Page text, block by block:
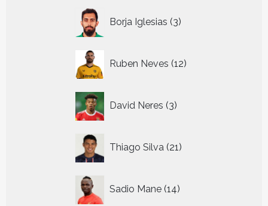
Borja Iglesias 3
producten
Ruben Neves 12
producten
David Neres 3
producten
Thiago Silva 21
producten
Sadio Mane 14
producten